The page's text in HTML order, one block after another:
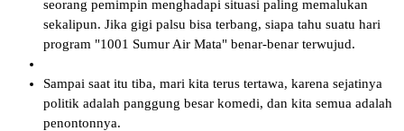
seorang pemimpin menghadapi situasi paling memalukan
sekalipun. Jika gigi palsu bisa terbang, siapa tahu suatu hari
program "1001 Sumur Air Mata" benar-benar terwujud.
Sampai saat itu tiba, mari kita terus tertawa, karena sejatinya
politik adalah panggung besar komedi, dan kita semua adalah
penontonnya.